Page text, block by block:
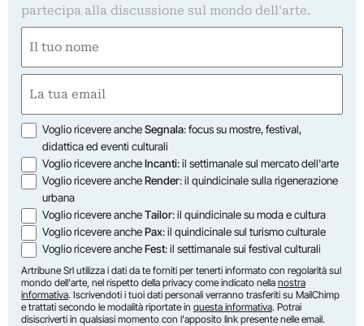
partecipa alla discussione sul mondo dell'arte.
(Required)
First
(Required)
Opzioni
Voglio ricevere ancheSegnala: focus su mostre, festival,
didattica ed eventi culturali
Voglio ricevere ancheIncanti: il settimanale sul mercato dell'arte
Voglio ricevere ancheRender: il quindicinale sulla rigenerazione
urbana
Voglio ricevere ancheTailor: il quindicinale su moda e cultura
Voglio ricevere anchePax: il quindicinale sul turismo culturale
Voglio ricevere ancheFest: il settimanale sui festival culturali
Artribune Srl utilizza i dati da te forniti per tenerti informato con regolarità sul
mondo dell'arte, nel rispetto della privacy come indicato nella nostra
informativa. Iscrivendoti i tuoi dati personali verranno trasferiti su MailChimp
e trattati secondo le modalità riportate in questa informativa. Potrai
disiscriverti in qualsiasi momento con l'apposito link presente nelle email.